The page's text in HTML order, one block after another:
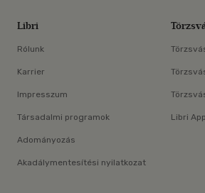
Libri
Rólunk
Karrier
Impresszum
Társadalmi programok
Adományozás
Akadálymentesítési nyilatkozat
Libri App